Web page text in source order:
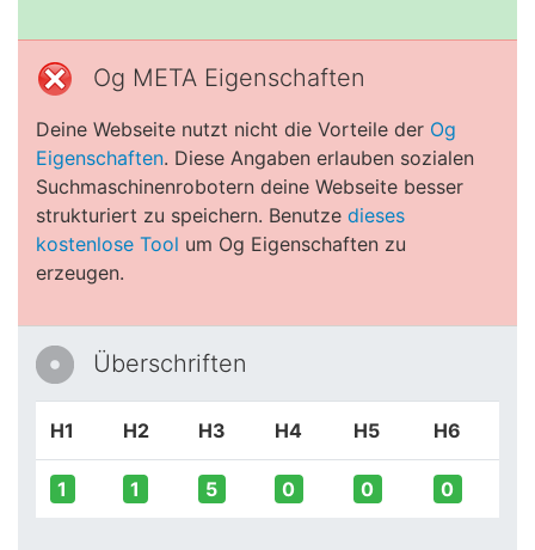
Og META Eigenschaften
Deine Webseite nutzt nicht die Vorteile der Og
Eigenschaften. Diese Angaben erlauben sozialen
Suchmaschinenrobotern deine Webseite besser
strukturiert zu speichern. Benutze dieses
kostenlose Tool um Og Eigenschaften zu
erzeugen.
Überschriften
H1 H2 H3 H4 H5 H6
1 1 5 0 0 0